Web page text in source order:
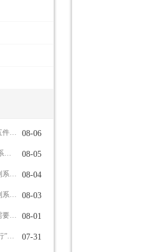
08-06
08-05
08-04
08-03
08-01
07-31